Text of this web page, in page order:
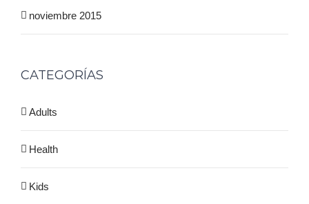
noviembre 2015
CATEGORÍAS
Adults
Health
Kids